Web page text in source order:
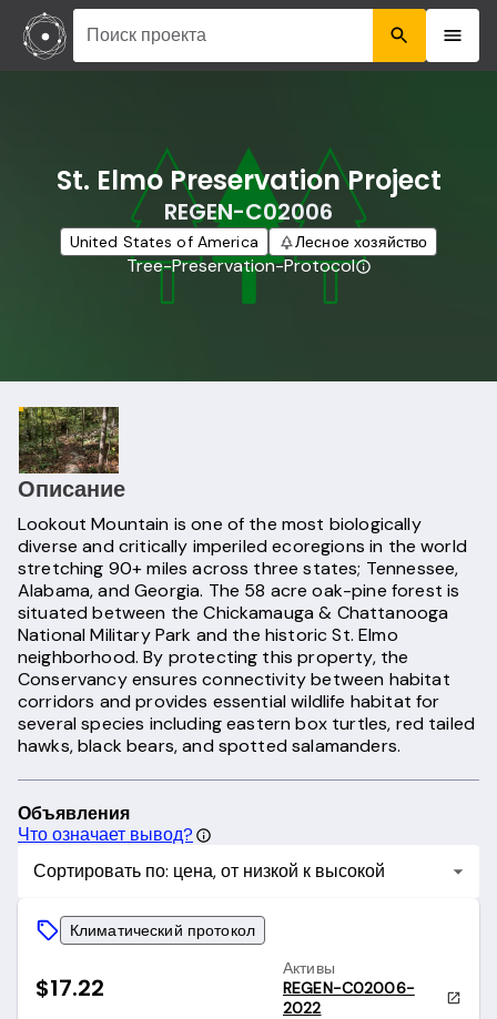
St. Elmo Preservation Project
REGEN-C02006
United States of America Лесное хозяйство
Tree-Preservation-Protocol
Описание
Lookout Mountain is one of the most biologically
diverse and critically imperiled ecoregions in the world
stretching 90+ miles across three states; Tennessee,
Alabama, and Georgia. The 58 acre oak-pine forest is
situated between the Chickamauga & Chattanooga
National Military Park and the historic St. Elmo
neighborhood. By protecting this property, the
Conservancy ensures connectivity between habitat
corridors and provides essential wildlife habitat for
several species including eastern box turtles, red tailed
hawks, black bears, and spotted salamanders.
Объявления
Что означает вывод?
Сортировать по: цена, от низкой к высокой
Климатический протокол
$17.22
Активы
REGEN-C02006-
2022